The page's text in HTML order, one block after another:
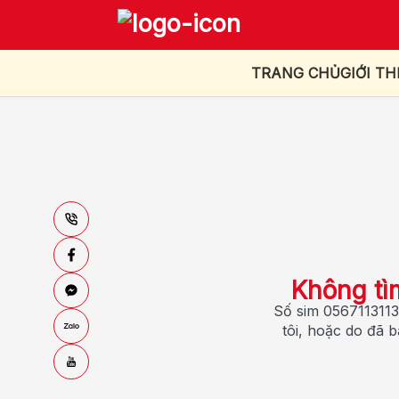
TRANG CHỦGIỚI
Không
Số sim
tôi, hoặc do đã